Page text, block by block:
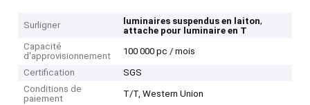
Surligner luminaires suspendus en laiton,
attache pour luminaire en T
Capacité
d'approvisionnement
100 000 pc / mois
Certification
SGS
Conditions de
paiement
T/T, Western Union